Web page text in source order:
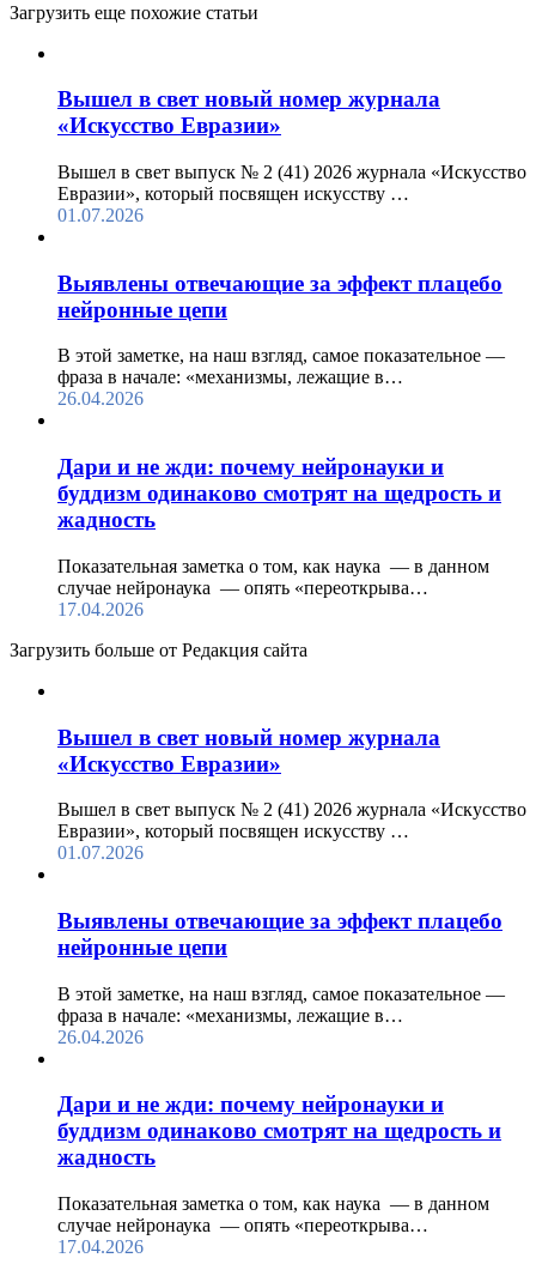
Загрузить еще похожие статьи
Вышел в свет новый номер журнала
«Искусство Евразии»
Вышел в свет выпуск № 2 (41) 2026 журнала «Искусство
Евразии», который посвящен искусству …
01.07.2026
Выявлены отвечающие за эффект плацебо
нейронные цепи
В этой заметке, на наш взгляд, самое показательное —
фраза в начале: «механизмы, лежащие в…
26.04.2026
Дари и не жди: почему нейронауки и
буддизм одинаково смотрят на щедрость и
жадность
Показательная заметка о том, как наука — в данном
случае нейронаука — опять «переоткрыва…
17.04.2026
Загрузить больше от Редакция cайта
Вышел в свет новый номер журнала
«Искусство Евразии»
Вышел в свет выпуск № 2 (41) 2026 журнала «Искусство
Евразии», который посвящен искусству …
01.07.2026
Выявлены отвечающие за эффект плацебо
нейронные цепи
В этой заметке, на наш взгляд, самое показательное —
фраза в начале: «механизмы, лежащие в…
26.04.2026
Дари и не жди: почему нейронауки и
буддизм одинаково смотрят на щедрость и
жадность
Показательная заметка о том, как наука — в данном
случае нейронаука — опять «переоткрыва…
17.04.2026